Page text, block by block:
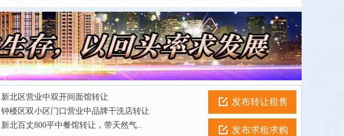
发布转让租售
发布求租求购
新北区营业中双开间面馆转让
钟楼区双小区门口营业中品牌干洗店转让
新北百丈800平中餐馆转让，带天然气..